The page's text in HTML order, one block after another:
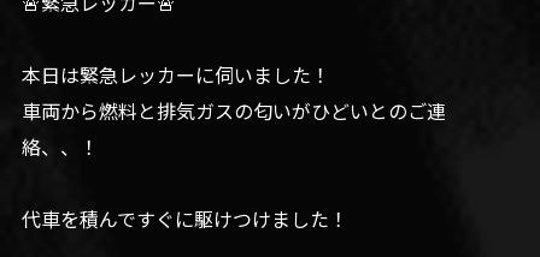
本日は緊急レッカーに伺いました！
車両から燃料と排気ガスの匂いがひどいとのご連
絡、、！
代車を積んですぐに駆けつけました！